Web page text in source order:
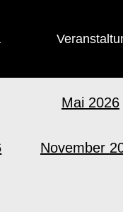
Mai 2026
November